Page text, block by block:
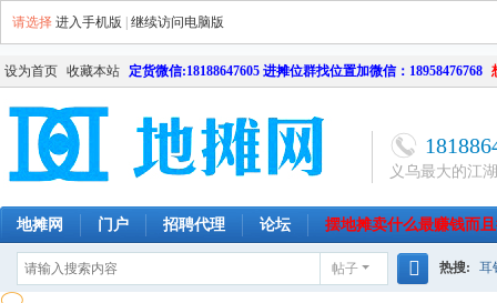
请选择 进入手机版 继续访问电脑版
设为首页 收藏本站 定货微信:18188647605 进摊位群找位置加微信：18958476768
义乌最大的江
地摊网 门户 招聘代理 论坛 摆地摊卖什么最赚钱而
南昌
帖子 热搜: 耳